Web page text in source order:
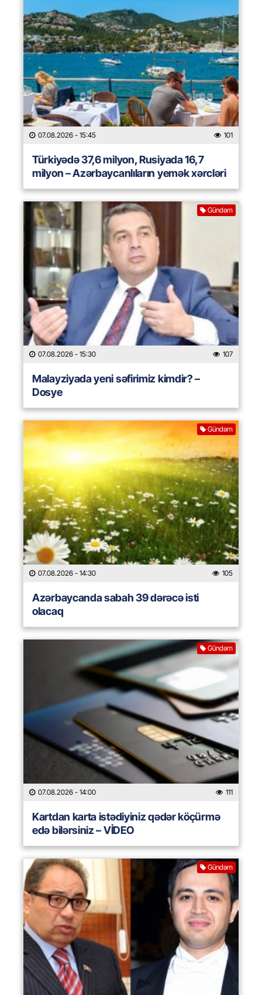
07.08.2026 - 15:45 101
Türkiyədə 37,6 milyon, Rusiyada 16,7
milyon – Azərbaycanlıların yemək xərcləri
Gündəm
07.08.2026 - 15:30 107
Malayziyada yeni səfirimiz kimdir? –
Dosye
Gündəm
07.08.2026 - 14:30 105
Azərbaycanda sabah 39 dərəcə isti
olacaq
Gündəm
07.08.2026 - 14:00 111
Kartdan karta istədiyiniz qədər köçürmə
edə bilərsiniz – VİDEO
Gündəm